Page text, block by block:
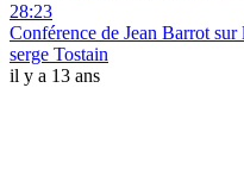
28:23
Conférence de Jean Barrot
serge Tostain
il y a 13 ans